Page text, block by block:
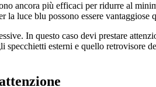
ancora più efficaci per ridurre al
luce blu possono essere vantaggiose
In questo caso devi prestare
esterni e quello retrovisore